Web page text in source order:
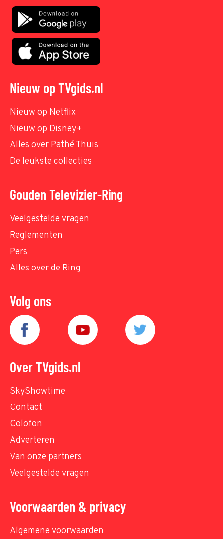
Nieuw op TVgids.nl
Nieuw op Netflix
Nieuw op Disney+
Alles over Pathé Thuis
De leukste collecties
Gouden Televizier-Ring
Veelgestelde vragen
Reglementen
Pers
Alles over de Ring
Volg ons
Over TVgids.nl
SkyShowtime
Contact
Colofon
Adverteren
Van onze partners
Veelgestelde vragen
Voorwaarden & privacy
Algemene voorwaarden